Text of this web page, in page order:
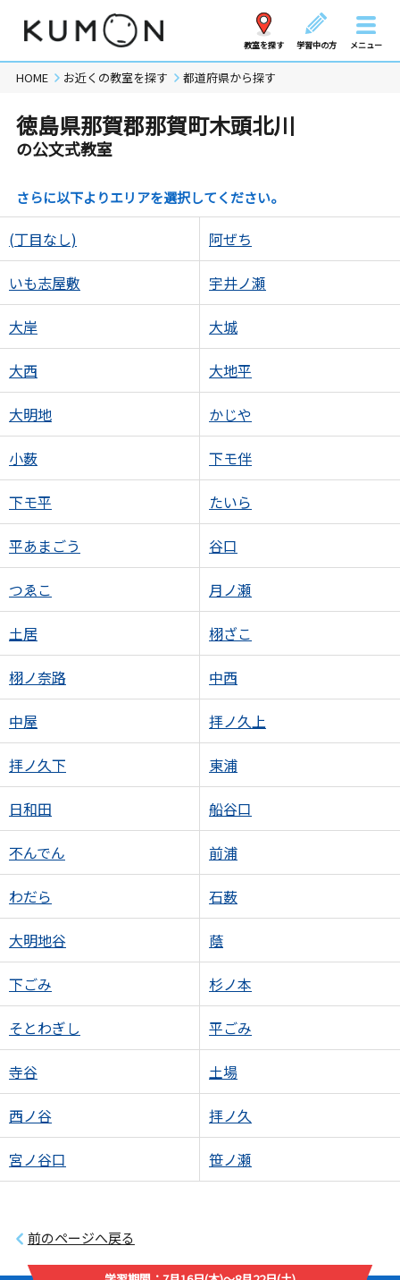
教室を探す 学習中の方 メニュー
HOME お近くの教室を探す 都道府県から探す
徳島県那賀郡那賀町木頭北川
の公文式教室
さらに以下よりエリアを選択してください。
(丁目なし) 阿ぜち
いも志屋敷 宇井ノ瀬
大岸 大城
大西 大地平
大明地 かじや
小薮 下モ伴
下モ平 たいら
平あまごう 谷口
つゑこ 月ノ瀬
土居 栩ざこ
栩ノ奈路 中西
中屋 拝ノ久上
拝ノ久下 東浦
日和田 船谷口
不んでん 前浦
わだら 石薮
大明地谷 蔭
下ごみ 杉ノ本
そとわぎし 平ごみ
寺谷 土場
西ノ谷 拝ノ久
宮ノ谷口 笹ノ瀬
前のページへ戻る